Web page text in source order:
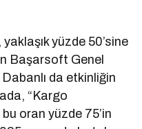
yüzde 50’sine
Başarsoft Genel
Dabanlı da etkinliğin
“Kargo
oran yüzde 75’in